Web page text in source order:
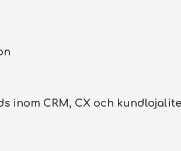
inom CRM, CX och